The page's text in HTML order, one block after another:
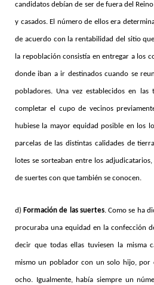
candidatos debían de ser de fuera del
y casados. El número de ellos era
de acuerdo con la rentabilidad del sitio
la repoblación consistía en entregar a los
donde iban a ir destinados cuando se
pobladores. Una vez establecidos en
completar el cupo de vecinos
hubiese la mayor equidad posible en los
parcelas de las distintas calidades de
lotes se sorteaban entre los
de suertes con que también se conocen.
d) Formación de las suertes. Como se ha
procuraba una equidad en la confección
decir que todas ellas tuviesen la misma
mismo un poblador con un solo hijo, por
ocho. Igualmente, había siempre un